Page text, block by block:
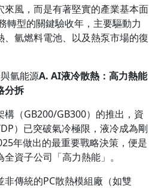
來風，而是有著堅實的產業基本面
轉型的關鍵驗收年，主要驅動力
、氫燃料電池、以及熱泵市場的復
氫能源A. AI液冷散熱：高力熱能
分拆
（GB200/GB300）的推出，資
）已突破氣冷極限，液冷成為剛
年做出的最重要戰略決策，便是
資子公司「高力熱能」。
非傳統的PC散熱模組廠（如雙